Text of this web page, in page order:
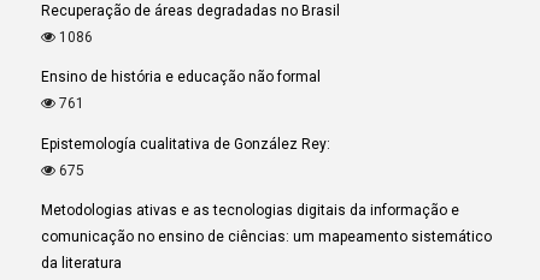
Recuperação de áreas degradadas no Brasil
1086
Ensino de história e educação não formal
761
Epistemología cualitativa de González Rey:
675
Metodologias ativas e as tecnologias digitais da informação e
comunicação no ensino de ciências: um mapeamento sistemático
da literatura